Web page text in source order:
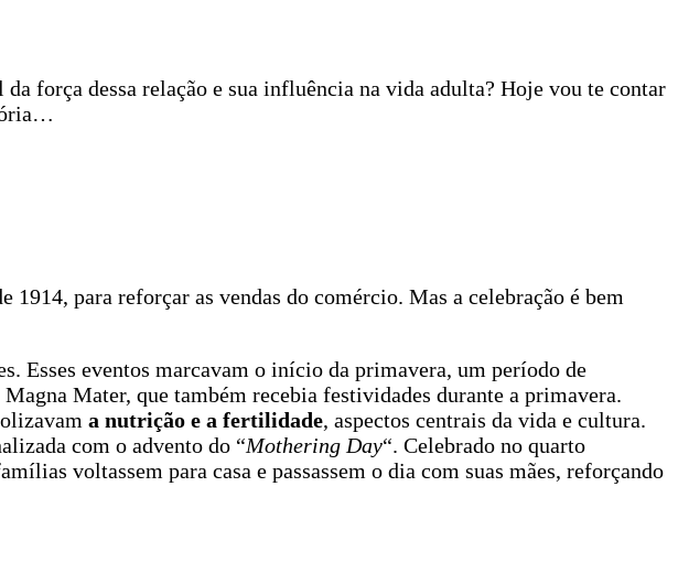
força dessa relação e sua influência na vida adulta? Hoje vou te contar
para reforçar as vendas do comércio. Mas a celebração é bem
Esses eventos marcavam o início da primavera, um período de
Mater, que também recebia festividades durante a primavera.
a nutrição e a fertilidade, aspectos centrais da vida e cultura.
com o advento do “Mothering Day“. Celebrado no quarto
voltassem para casa e passassem o dia com suas mães, reforçando